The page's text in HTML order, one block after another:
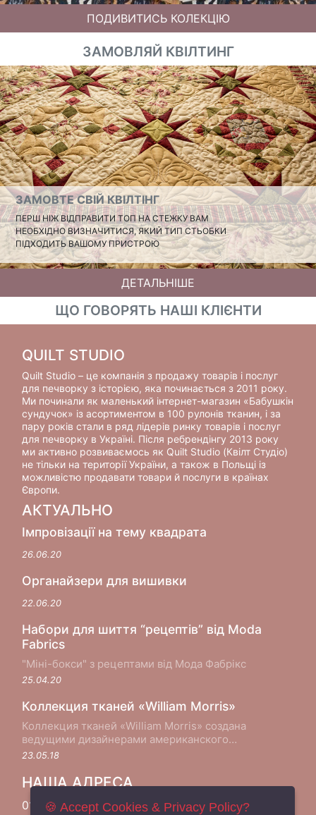
ПОДИВИТИСЬ КОЛЕКЦІЮ
ЗАМОВЛЯЙ КВІЛТИНГ
ЗАМОВТЕ СВІЙ КВІЛТІНГ
ПЕРШ НІЖ ВІДПРАВИТИ ТОП НА СТЕЖКУ ВАМ
НЕОБХІДНО ВИЗНАЧИТИСЯ, ЯКИЙ ТИП СТЬОБКИ
ПІДХОДИТЬ ВАШОМУ ПРИСТРОЮ
ДЕТАЛЬНІШЕ
ЩО ГОВОРЯТЬ НАШІ КЛІЄНТИ
QUILT STUDIO
Quilt Studio – це компанія з продажу товарів і послуг
для печворку з історією, яка починається з 2011 року.
Ми починали як маленький інтернет-магазин «Бабушкін
сундучок» із асортиментом в 100 рулонів тканин, і за
пару років стали в ряд лідерів ринку товарів і послуг
для печворку в Україні. Після ребрендінгу 2013 року
ми активно розвиваємось як Quilt Studio (Квілт Студіо)
не тільки на території України, а також в Польщі із
можливістю продавати товари й послуги в країнах
Європи.
АКТУАЛЬНО
Імпровізації на тему квадрата
26.06.20
Органайзери для вишивки
22.06.20
Набори для шиття “рецептів” від Moda
Fabrics
"Міні-бокси" з рецептами від Мода Фабрікс
25.04.20
Коллекция тканей «William Morris»
Коллекция тканей «William Morris» создана
ведущими дизайнерами американского
производителя хлопковых тканей Moda Fabrics в
Лондоне...
23.05.18
НАША АДРЕСА
01033, Україна м. Київ
🍪 Accept Cookies & Privacy Policy?